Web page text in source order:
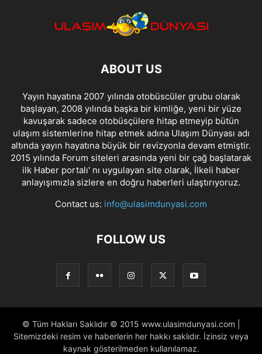
ABOUT US
Yayın hayatına 2007 yılında otobüscüler grubu olarak
başlayan, 2008 yılında başka bir kimliğe, yeni bir yüze
kavuşarak sadece otobüsçülere hitap etmeyip bütün
ulaşım sistemlerine hitap etmek adına Ulaşım Dünyası adı
altında yayın hayatına büyük bir revizyonla devam etmiştir.
2015 yılında Forum siteleri arasında yeni bir çağ başlatarak
ilk Haber portalı' nı uygulayan site olarak, İlkeli haber
anlayışımızla sizlere en doğru haberleri ulaştırıyoruz.
Contact us: info@ulasimdunyasi.com
FOLLOW US
© Tüm Hakları Saklıdır © 2015 www.ulasimdunyasi.com |
Sitemizdeki resim ve haberlerin her hakkı saklıdır. İzinsiz veya
kaynak gösterilmeden kullanılamaz.